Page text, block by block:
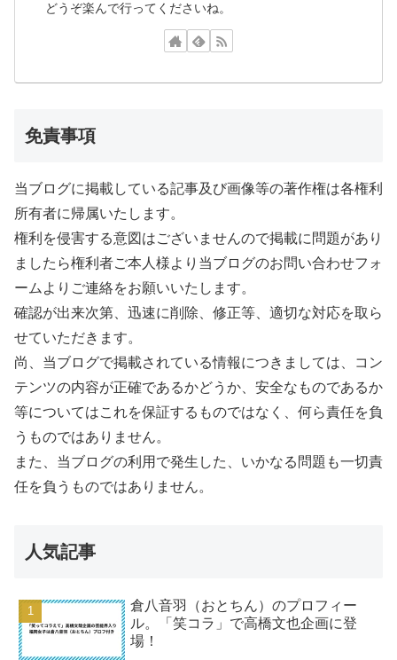
どうぞ楽んで行ってくださいね。
免責事項
当ブログに掲載している記事及び画像等の著作権は各権利
所有者に帰属いたします。
権利を侵害する意図はございませんので掲載に問題があり
ましたら権利者ご本人様より当ブログのお問い合わせフォ
ームよりご連絡をお願いいたします。
確認が出来次第、迅速に削除、修正等、適切な対応を取ら
せていただきます。
尚、当ブログで掲載されている情報につきましては、コン
テンツの内容が正確であるかどうか、安全なものであるか
等についてはこれを保証するものではなく、何ら責任を負
うものではありません。
また、当ブログの利用で発生した、いかなる問題も一切責
任を負うものではありません。
人気記事
倉八音羽（おとちん）のプロフィー
ル。「笑コラ」で高橋文也企画に登
場！